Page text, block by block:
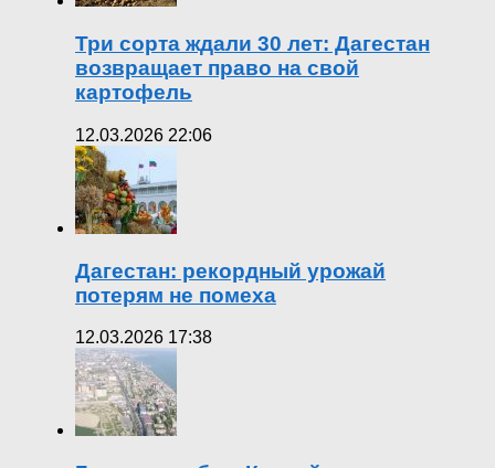
Три сорта ждали 30 лет: Дагестан
возвращает право на свой
картофель
12.03.2026 22:06
Дагестан: рекордный урожай
потерям не помеха
12.03.2026 17:38